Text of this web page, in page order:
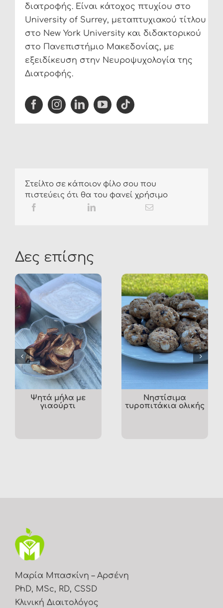
διατροφής. Είναι κάτοχος πτυχίου στο
University of Surrey, μεταπτυχιακού τίτλου
στο New York University και διδακτορικού
στο Πανεπιστήμιο Μακεδονίας, με
εξειδίκευση στην Νευροψυχολογία της
Διατροφής.
Στείλτο σε κάποιον φίλο σου που
πιστεύεις ότι θα του φανεί χρήσιμο
Δες επίσης
Ψητά μήλα με
γιαούρτι
Νηστίσιμα
τυροπιτάκια ολικής
Μαρία Μπασκίνη – Αρσένη
PhD, MSc, RD, CSSD
Κλινική Διαιτολόγος